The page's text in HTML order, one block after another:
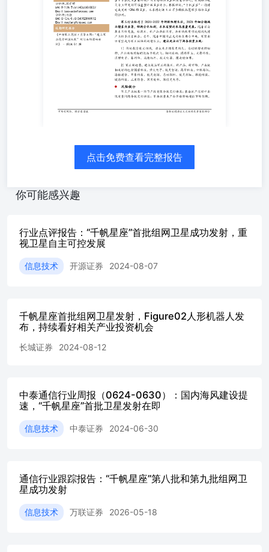
日，公司组织召开了千帆星座I-2批次卫星出厂前专项评
审，会议邀请了垣信卫星、航天科技集团八院、中科院研究
所等单位的专家，千帆星座项目监理组现场指导，对本批次
卫星有效载荷、元器件、测试数据、质量控制等12个专项开
展了评审。会议通过评审，为出厂评审奠定了基础。千帆星
座I-2批次卫星最终用户为上海垣信卫星科技有限公司，采
用格思航天自主研发的可堆叠型平板卫星平台。根据规
1.4万多颗低轨宽频多媒体卫星的组网。 军工行业经过了
术不断发展，新技术、新产品层出不穷，在新域新质作战领
域或将产生较多投资机会。另外，随着中国日益走向世界舞
以下两条投资主线： 1）传统航空航天领域，建议关注增长
更持久、有超额增速的标的，产业链相关标的包括中航沈
高德红外、航天电器、图南股份等。 2）军工新趋势，建议
关注军工新技术、新产品、新市场，产业链相关标的包括国
通信、华秦科技、航天南湖、芯动联科、航天彩虹、臻镭科
降幅超出市场预期。 1核心观点 1.1努力建设强大稳固的现
代边海空防，"千帆星座"首批组网卫星即将发射 中共中央
政治局7月30日下午就推进现代边海空防建设进行第十六次
中国式现代化全面推进强国建设、民族复兴伟业具有重要意
义。要坚持以新时代中国特色社会主义思想为指导，立足国
家安全战略和军事战略全局，统筹国内国际两个大局，把握
边海空防新情况新特点新要求，强化使命担当，创新思路举
现战场态势快速感知，主要依靠于现代侦察、监视和预警网
络体系。边海空防往往地理环境复杂，点多线长，部分区域
生存环境恶劣，不利于人员守卫，依靠人工智能等高新技术
可以显著弥补人力侦察监视的不足，提升态势感知能力。为
点击免费查看完整报告
你可能感兴趣
行业点评报告：“千帆星座”首批组网卫星成功发射，重
视卫星自主可控发展
信息技术 开源证券 2024-08-07
千帆星座首批组网卫星发射，Figure02人形机器人发
布，持续看好相关产业投资机会
长城证券 2024-08-12
中泰通信行业周报（0624-0630）：国内海风建设提
速，“千帆星座”首批卫星发射在即
信息技术 中泰证券 2024-06-30
通信行业跟踪报告：“千帆星座”第八批和第九批组网卫
星成功发射
信息技术 万联证券 2026-05-18